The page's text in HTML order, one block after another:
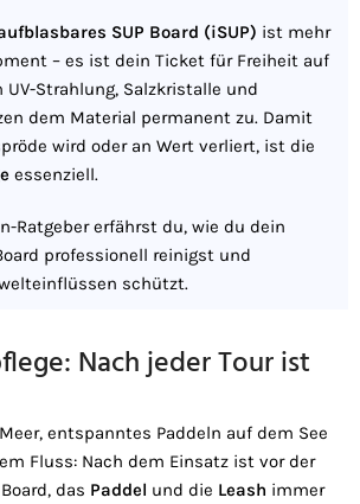
SUP Board (iSUP) ist mehr
– es ist dein Ticket für Freiheit auf
UV-Strahlung, Salzkristalle und
dem Material permanent zu. Damit
wird oder an Wert verliert, ist die
essenziell.
Ratgeber erfährst du, wie du dein
professionell reinigst und
schützt.
Nach jeder Tour ist
entspanntes Paddeln auf dem See
Fluss: Nach dem Einsatz ist vor der
das Paddel und die Leash immer